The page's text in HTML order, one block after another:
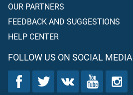
OUR PARTNERS
FEEDBACK AND SUGGESTIONS
HELP CENTER
FOLLOW US ON SOCIAL MEDIA